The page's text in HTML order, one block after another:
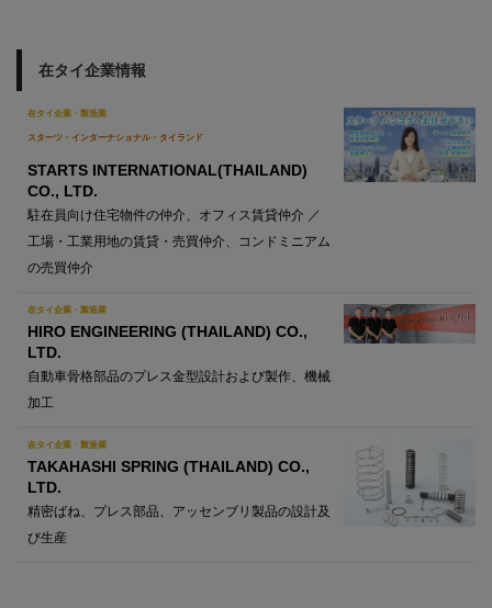
在タイ企業情報
在タイ企業・製造業
スターツ・インターナショナル・タイランド
STARTS INTERNATIONAL(THAILAND)
CO., LTD.
駐在員向け住宅物件の仲介、オフィス賃貸仲介 ／
工場・工業用地の賃貸・売買仲介、コンドミニアム
の売買仲介
在タイ企業・製造業
HIRO ENGINEERING (THAILAND) CO.,
LTD.
自動車骨格部品のプレス金型設計および製作、機械
加工
在タイ企業・製造業
TAKAHASHI SPRING (THAILAND) CO.,
LTD.
精密ばね、プレス部品、アッセンブリ製品の設計及
び生産